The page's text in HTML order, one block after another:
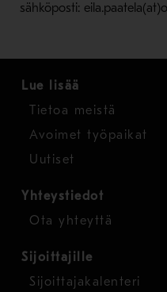
sähköposti:
Lue lisää
Tietoa meistä
Avoimet työpaikat
Uutiset
Yhteystiedot
Ota yhteyttä
Sijoittajille
Sijoittajakalenteri